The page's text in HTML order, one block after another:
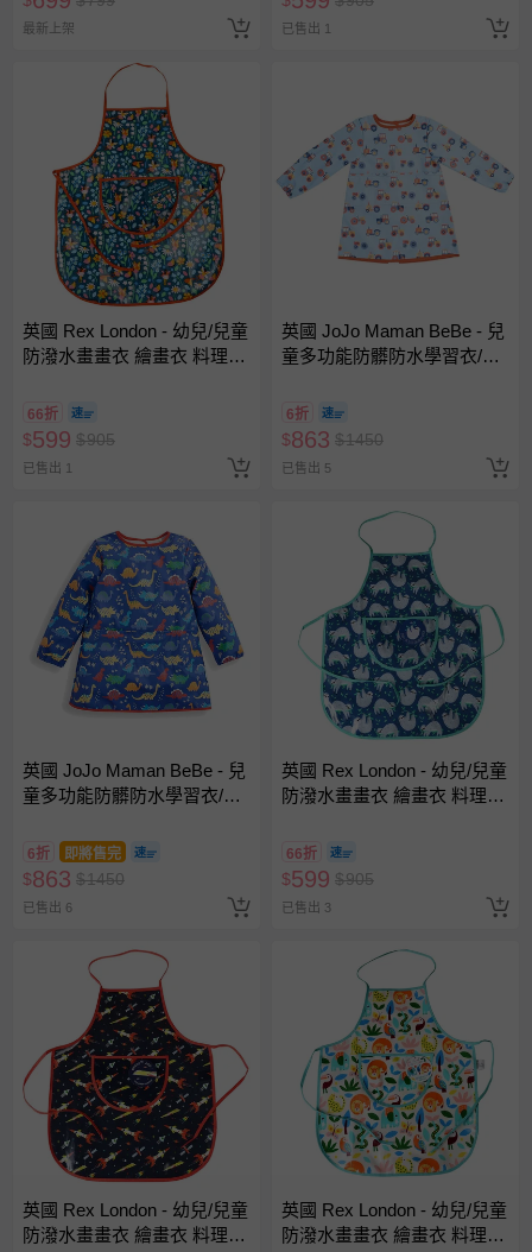
最新上架 已售出 1
英國 Rex London - 幼兒/兒童
防潑水畫畫衣 繪畫衣 料理圍
裙-精靈花園
66折
$599 $905
已售出 1
英國 JoJo Maman BeBe - 兒
童多功能防髒防水學習衣/畫
6折
$863 $1450
已售出 5
英國 JoJo Maman BeBe - 兒
童多功能防髒防水學習衣/畫
6折 即將售完
$863 $1450
已售出 6
英國 Rex London - 幼兒/兒童
防潑水畫畫衣 繪畫衣 料理圍
裙-樹懶
66折
$599 $905
已售出 3
英國 Rex London - 幼兒/兒童
防潑水畫畫衣 繪畫衣 料理圍
英國 Rex London - 幼兒/兒童
防潑水畫畫衣 繪畫衣 料理圍